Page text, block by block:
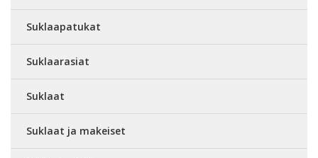
Suklaapatukat
Suklaarasiat
Suklaat
Suklaat ja makeiset